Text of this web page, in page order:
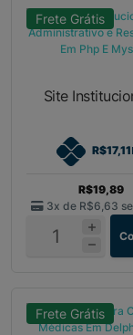
Frete Grátis
Site
R$17,11
R$19,89
3x de R$6,63
Frete Grátis